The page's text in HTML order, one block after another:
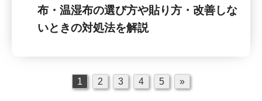
布・温湿布の選び方や貼り方・改善しな
いときの対処法を解説
1 2 3 4 5 »